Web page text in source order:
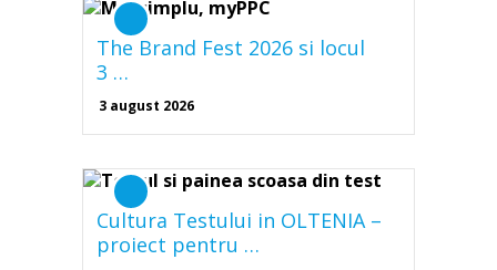
The Brand Fest 2026 si locul
3 …
3 august 2026
Cultura Testului in OLTENIA –
proiect pentru …